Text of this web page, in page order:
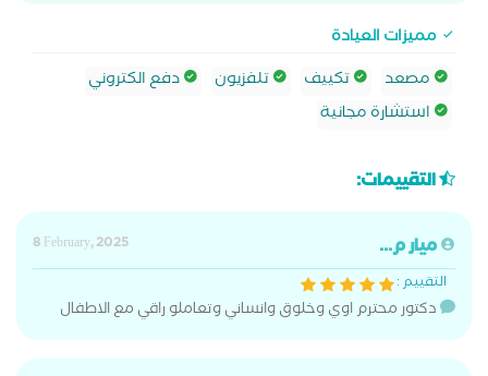
مميزات العيادة
مصعد
تكييف تلفزيون
دفع الكتروني
استشارة مجانية
التقييمات:
ميار م...
8 February, 2025
التقييم :
دكتور محترم اوي وخلوق وانساني وتعاملو راقي مع الاطفال